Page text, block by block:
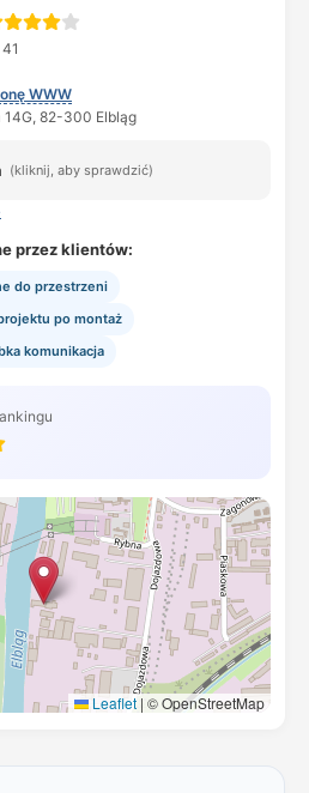
41
WWW
14G, 82-300 Elbląg
(kliknij, aby sprawdzić)
przez klientów:
do przestrzeni
po montaż
komunikacja
Leaflet | © OpenStreetMap